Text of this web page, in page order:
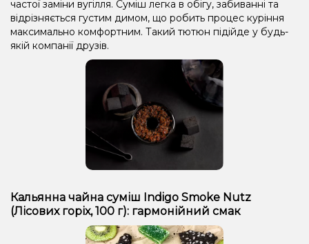
частої заміни вугілля. Суміш легка в обігу, забиванні та
відрізняється густим димом, що робить процес куріння
максимально комфортним. Такий тютюн підійде у будь-
якій компанії друзів.
Кальянна чайна суміш Indigo Smoke Nutz
(Лісових горіх, 100 г): гармонійний смак